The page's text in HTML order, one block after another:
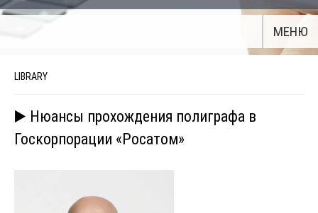
МЕНЮ
LIBRARY
▶️ Нюансы прохождения полиграфа в
Госкорпорации «Росатом»